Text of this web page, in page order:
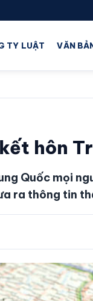
TY LUẬT VĂN
hôn
Quốc mọi
ra thông tin